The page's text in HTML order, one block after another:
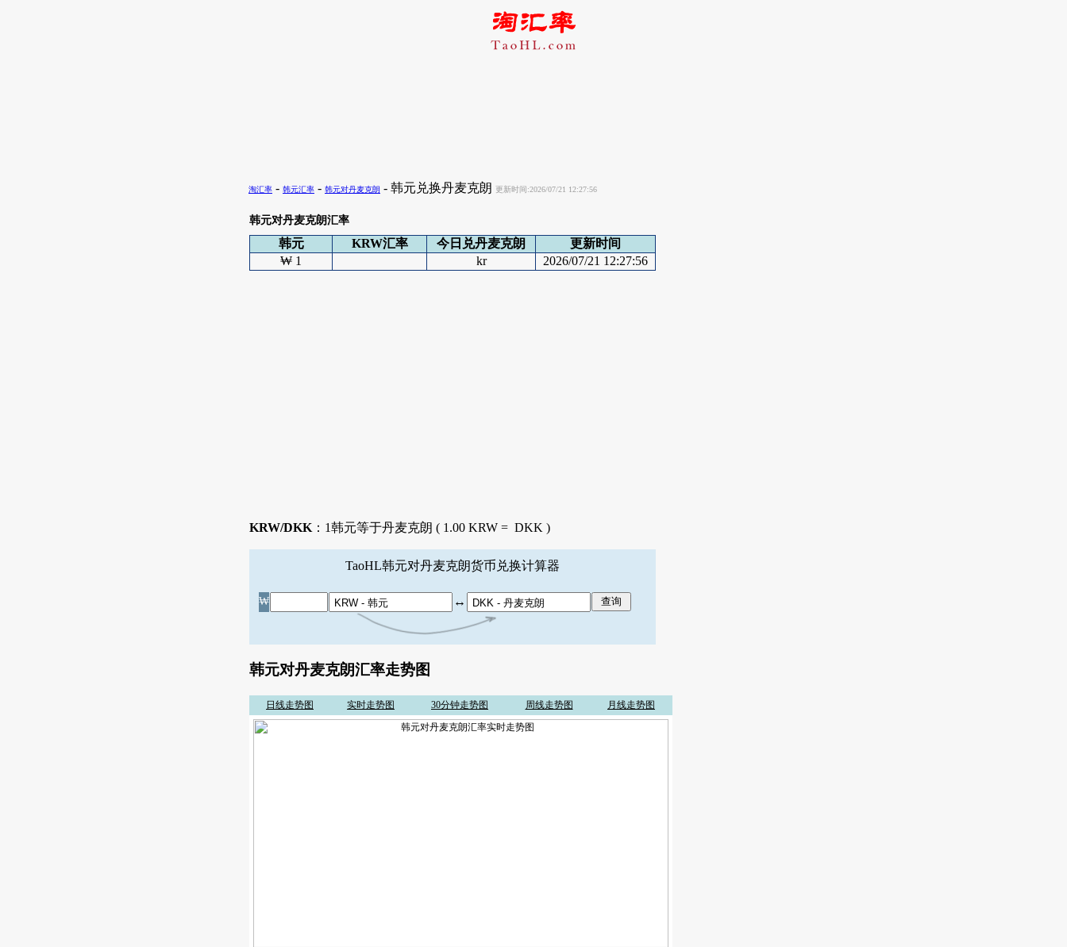
淘汇率 - 韩元汇率 - 韩元对丹麦克朗 - 韩元兑换丹麦克朗 更新时间:2026/07/21 12:27:56
韩元对丹麦克朗汇率
韩元 KRW汇率 今日兑丹麦克朗
更新时间
₩ 1
kr 2026/07/21 12:27:56
KRW/DKK ：1韩元等于丹麦克朗 ( 1.00 KRW = DKK )
TaoHL韩元对丹麦克朗货币兑换计算器
₩ ↔
韩元对丹麦克朗汇率走势图
日线走势图 实时走势图 30分钟走势图 周线走势图 月线走势图